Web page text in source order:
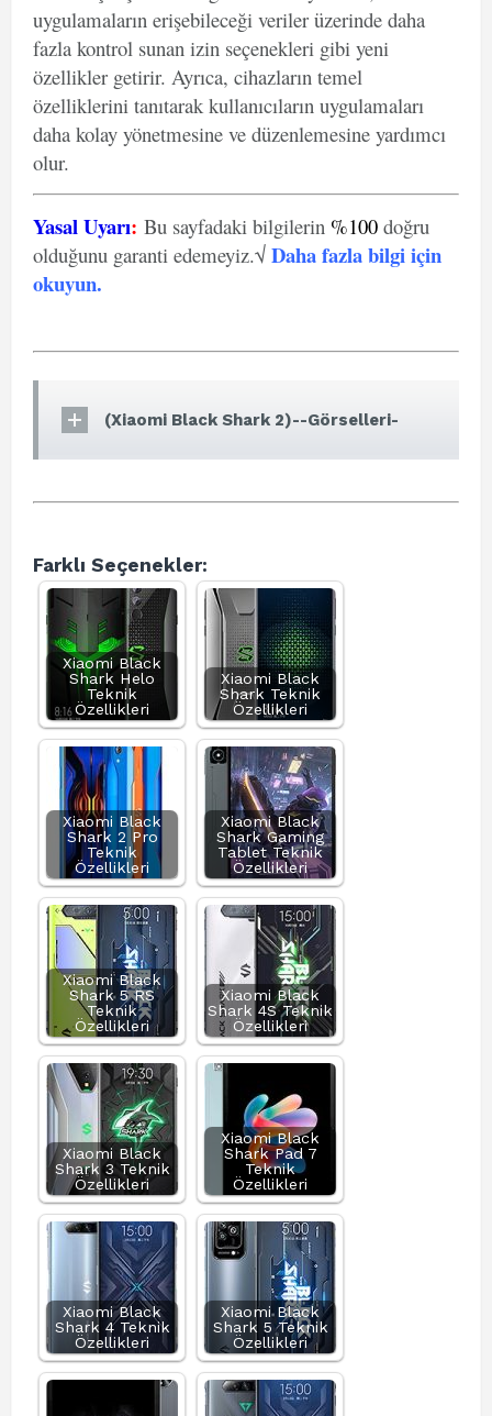
uygulamaların erişebileceği veriler üzerinde daha
fazla kontrol sunan izin seçenekleri gibi yeni
özellikler getirir. Ayrıca, cihazların temel
özelliklerini tanıtarak kullanıcıların uygulamaları
daha kolay yönetmesine ve düzenlemesine yardımcı
olur.
Yasal Uyarı: Bu sayfadaki bilgilerin %100 doğru
olduğunu garanti edemeyiz.√ Daha fazla bilgi için
okuyun.
(Xiaomi Black Shark 2)--Görselleri-
Farklı Seçenekler:
Xiaomi Black
Shark Helo
Teknik
Özellikleri
Xiaomi Black
Shark Teknik
Özellikleri
Xiaomi Black
Shark 2 Pro
Teknik
Özellikleri
Xiaomi Black
Shark Gaming
Tablet Teknik
Özellikleri
Xiaomi Black
Shark 5 RS
Teknik
Özellikleri
Xiaomi Black
Shark 4S Teknik
Özellikleri
Xiaomi Black
Shark 3 Teknik
Özellikleri
Xiaomi Black
Shark Pad 7
Teknik
Özellikleri
Xiaomi Black
Shark 4 Teknik
Özellikleri
Xiaomi Black
Shark 5 Teknik
Özellikleri